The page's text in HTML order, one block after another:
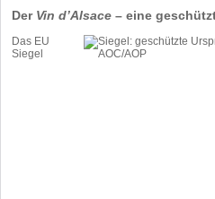
Der Vin d’Alsace – eine
Das EU
Siegel